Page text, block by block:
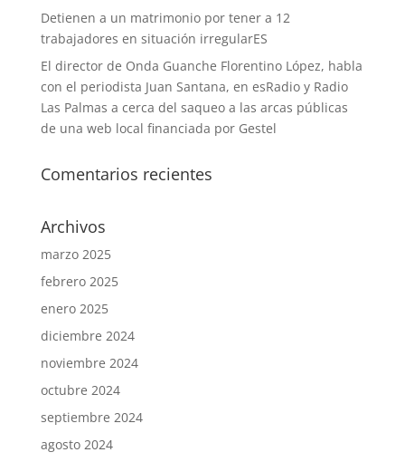
Detienen a un matrimonio por tener a 12
trabajadores en situación irregularES
El director de Onda Guanche Florentino López, habla
con el periodista Juan Santana, en esRadio y Radio
Las Palmas a cerca del saqueo a las arcas públicas
de una web local financiada por Gestel
Comentarios recientes
Archivos
marzo 2025
febrero 2025
enero 2025
diciembre 2024
noviembre 2024
octubre 2024
septiembre 2024
agosto 2024